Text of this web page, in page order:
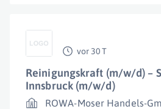
vor 30 T
Reinigungskraft (m/w/d) –
Innsbruck (m/w/d)
ROWA-Moser Handels-